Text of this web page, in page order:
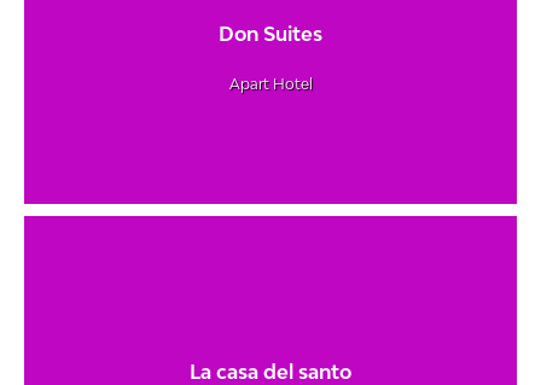
Don Suites
Apart Hotel
La casa del santo